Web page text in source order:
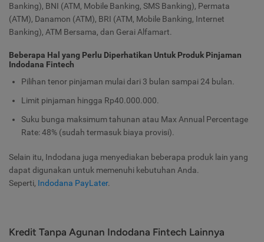
Banking), BNI (ATM, Mobile Banking, SMS Banking), Permata
(ATM), Danamon (ATM), BRI (ATM, Mobile Banking, Internet
Banking), ATM Bersama, dan Gerai Alfamart.
Beberapa Hal yang Perlu Diperhatikan Untuk Produk Pinjaman
Indodana Fintech
Pilihan tenor pinjaman mulai dari 3 bulan sampai 24 bulan.
Limit pinjaman hingga Rp40.000.000.
Suku bunga maksimum tahunan atau Max Annual Percentage
Rate: 48% (sudah termasuk biaya provisi).
Selain itu, Indodana juga menyediakan beberapa produk lain yang
dapat digunakan untuk memenuhi kebutuhan Anda.
Seperti, Indodana PayLater.
Kredit Tanpa Agunan Indodana Fintech Lainnya